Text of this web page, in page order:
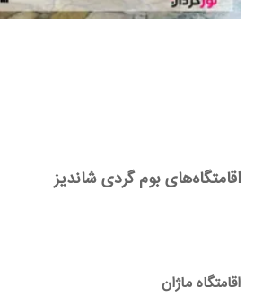
اقامتگاه‌های بوم گردی شاندیز
اقامتگاه ماژان